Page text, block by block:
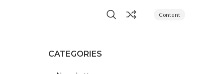
Content
CATEGORIES